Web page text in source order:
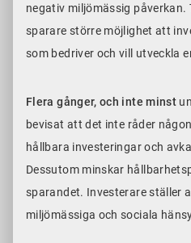
negativ miljömässig påverkan.
sparare större möjlighet att
som bedriver och vill utveckla
Flera gånger, och inte minst
bevisat att det inte råder
hållbara investeringar och
Dessutom minskar
sparandet. Investerare ställer
miljömässiga och sociala